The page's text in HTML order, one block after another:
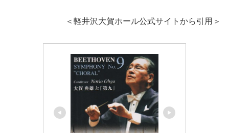
＜軽井沢大賀ホール公式サイトから引用＞